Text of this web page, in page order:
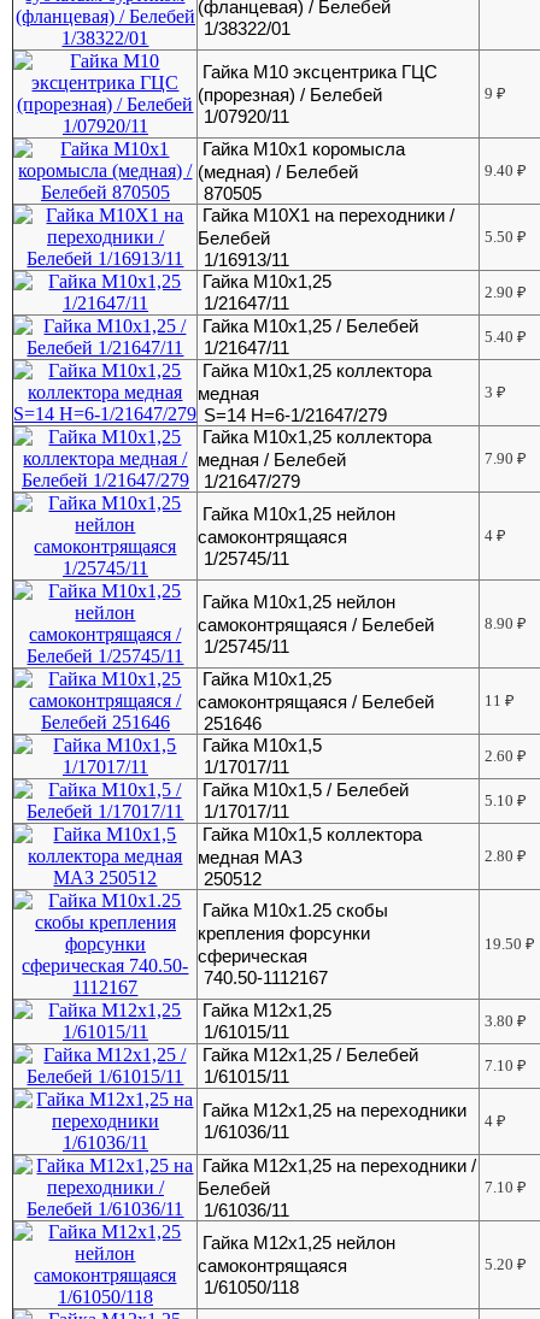
(фланцевая) / Белебей
1/38322/01
Гайка М10 эксцентрика ГЦС
(прорезная) / Белебей
1/07920/11
9₽
Гайка М10х1 коромысла
(медная) / Белебей
870505
9.40₽
Гайка М10Х1 на переходники /
Белебей
1/16913/11
5.50₽
Гайка М10х1,25
1/21647/11
2.90₽
Гайка М10х1,25 / Белебей
1/21647/11
5.40₽
Гайка М10х1,25 коллектора
медная
S=14 H=6-1/21647/279
3₽
Гайка М10х1,25 коллектора
медная / Белебей
1/21647/279
7.90₽
Гайка М10х1,25 нейлон
самоконтрящаяся
1/25745/11
4₽
Гайка М10х1,25 нейлон
самоконтрящаяся / Белебей
1/25745/11
8.90₽
Гайка М10х1,25
самоконтрящаяся / Белебей
251646
11₽
Гайка М10х1,5
1/17017/11
2.60₽
Гайка М10х1,5 / Белебей
1/17017/11
5.10₽
Гайка М10х1,5 коллектора
медная МАЗ
250512
2.80₽
Гайка М10х1.25 скобы
крепления форсунки
сферическая
740.50-1112167
19.50₽
Гайка М12х1,25
1/61015/11
3.80₽
Гайка М12х1,25 / Белебей
1/61015/11
7.10₽
Гайка М12х1,25 на переходники
1/61036/11
4₽
Гайка М12х1,25 на переходники /
Белебей
1/61036/11
7.10₽
Гайка М12х1,25 нейлон
самоконтрящаяся
1/61050/118
5.20₽